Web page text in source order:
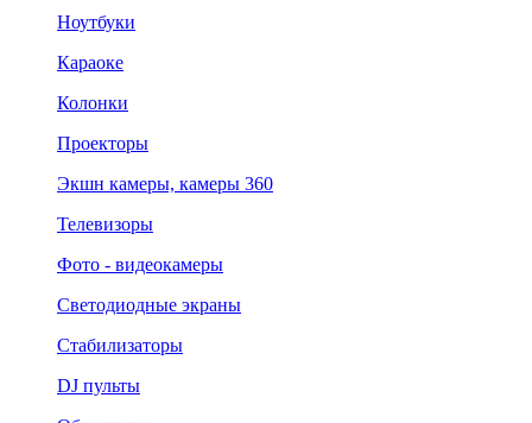
Ноутбуки
Караоке
Колонки
Проекторы
Экшн камеры, камеры 360
Телевизоры
Фото - видеокамеры
Светодиодные экраны
Стабилизаторы
DJ пульты